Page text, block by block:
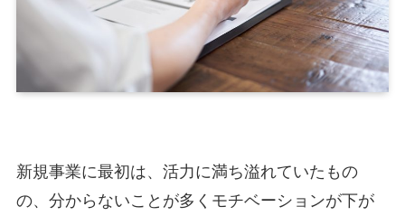
新規事業に最初は、活力に満ち溢れていたもの
の、分からないことが多くモチベーションが下が